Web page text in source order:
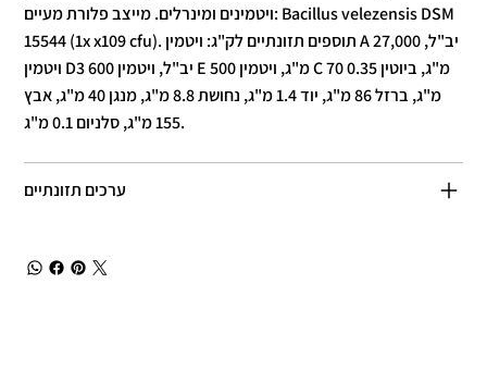
ויטמינים ומינרלים. מייצב פלורת מעיים: Bacillus velezensis DSM
15544 (1x x109 cfu). תוספים תזונתיים לק"ג: ויטמין A 27,000 יב"ל,
ויטמין D3 600 יב"ל, ויטמין E 500 מ"ג, ויטמין C 70 מ"ג, ביוטין 0.35
מ"ג, ברזל 86 מ"ג, יוד 1.4 מ"ג, נחושת 8.8 מ"ג, מנגן 40 מ"ג, אבץ
155 מ"ג, סלניום 0.1 מ"ג.
ערכים תזונתיים